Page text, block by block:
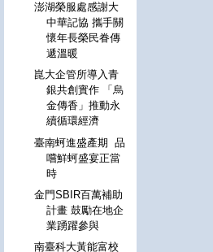
澎湖榮服處感謝大
中華記協 攜手關
懷年長榮民眷傳
遞溫暖
崑大企管所導入青
銀共創實作 「烏
金傳香」推動永
續循環經濟
臺南蚵進盛產期 品
嚐鮮蚵盛宴正當
時
金門SBIR百萬補助
計畫 鼓勵在地企
業踴躍參與
南臺科大黃能富校